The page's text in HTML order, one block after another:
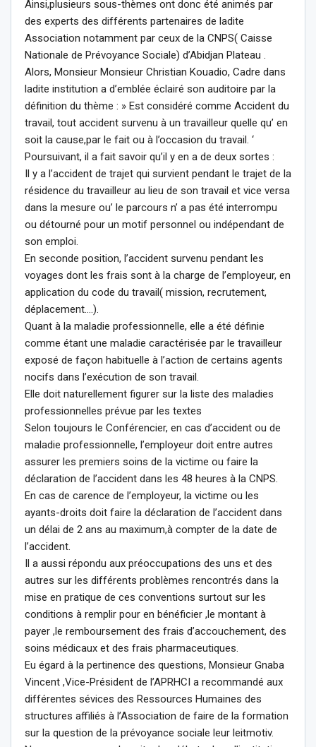
Ainsi,plusieurs sous-thèmes ont donc été animés par
des experts des différents partenaires de ladite
Association notamment par ceux de la CNPS( Caisse
Nationale de Prévoyance Sociale) d’Abidjan Plateau .
Alors, Monsieur Monsieur Christian Kouadio, Cadre dans
ladite institution a d’emblée éclairé son auditoire par la
définition du thème : » Est considéré comme Accident du
travail, tout accident survenu à un travailleur quelle qu’ en
soit la cause,par le fait ou à l’occasion du travail. ‘
Poursuivant, il a fait savoir qu’il y en a de deux sortes :
Il y a l’accident de trajet qui survient pendant le trajet de la
résidence du travailleur au lieu de son travail et vice versa
dans la mesure ou’ le parcours n’ a pas été interrompu
ou détourné pour un motif personnel ou indépendant de
son emploi.
En seconde position, l’accident survenu pendant les
voyages dont les frais sont à la charge de l’employeur, en
application du code du travail( mission, recrutement,
déplacement….).
Quant à la maladie professionnelle, elle a été définie
comme étant une maladie caractérisée par le travailleur
exposé de façon habituelle à l’action de certains agents
nocifs dans l’exécution de son travail.
Elle doit naturellement figurer sur la liste des maladies
professionnelles prévue par les textes
Selon toujours le Conférencier, en cas d’accident ou de
maladie professionnelle, l’employeur doit entre autres
assurer les premiers soins de la victime ou faire la
déclaration de l’accident dans les 48 heures à la CNPS.
En cas de carence de l’employeur, la victime ou les
ayants-droits doit faire la déclaration de l’accident dans
un délai de 2 ans au maximum,à compter de la date de
l’accident.
Il a aussi répondu aux préoccupations des uns et des
autres sur les différents problèmes rencontrés dans la
mise en pratique de ces conventions surtout sur les
conditions à remplir pour en bénéficier ,le montant à
payer ,le remboursement des frais d’accouchement, des
soins médicaux et des frais pharmaceutiques.
Eu égard à la pertinence des questions, Monsieur Gnaba
Vincent ,Vice-Président de l’APRHCI a recommandé aux
différentes sévices des Ressources Humaines des
structures affiliés à l’Association de faire de la formation
sur la question de la prévoyance sociale leur leitmotiv.